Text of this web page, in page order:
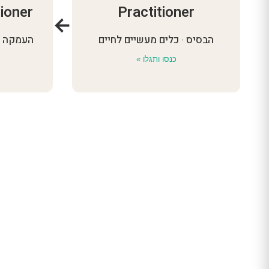
Practitioner
הבסיס · כלים מעשיים לחיים
כנסו ותגלו »
←
העמקה